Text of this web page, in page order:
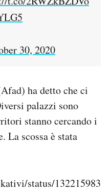
30, 2020
ha detto che ci
palazzi sono
stanno cercando i
La scossa è stata
status/132215983